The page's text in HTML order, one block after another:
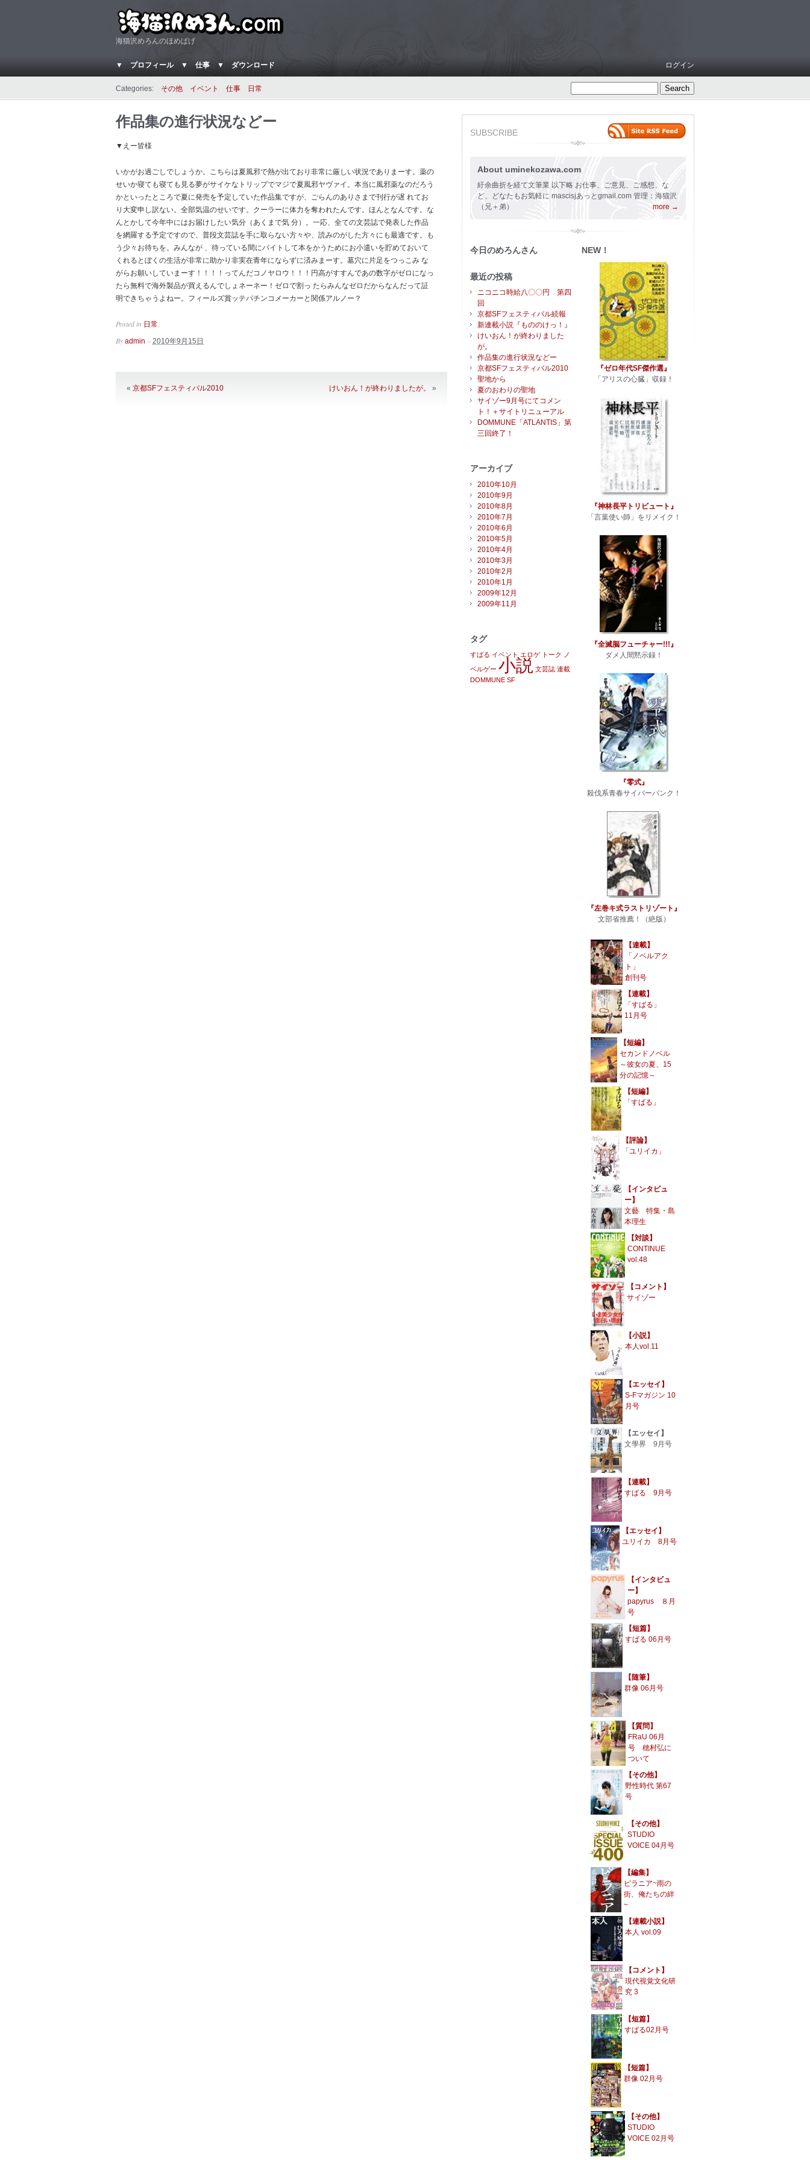
海猫沢めろんのほめぱげ
▼ プロフィール ▼ 仕事 ▼ ダウンロード ログイン
Categories: その他 イベント 仕事 日常
作品集の進行状況などー
▼えー皆様
いかがお過ごしでしょうか。こちらは夏風邪で熱が出ており非常に厳しい状況でありまーす。薬の
せいか寝ても寝ても見る夢がサイケなトリップでマジで夏風邪ヤヴァイ。本当に風邪薬なのだろう
かといったところで夏に発売を予定していた作品集ですが、ごらんのありさまで刊行が遅 れてお
り大変申し訳ない。全部気温のせいです。クーラーに体力を奪われたんです。ほんとなんです。な
んとかして今年中にはお届けしたい気分（あくまで気 分）。一応、全ての文芸誌で発表した作品
を網羅する予定ですので、普段文芸誌を手に取らない方々や、読みのがした方々にも最適です。も
う少々お待ちを。みんなが 、待っている間にバイトして本をかうためにお小遣いを貯めておいて
くれるとぼくの生活が非常に助かり非実在青年にならずに済みまーす。墓穴に片足をつっこみ な
がらお願いしていまーす！！！！ってんだコノヤロウ！！！円高がすすんであの数字がゼロになっ
たら無料で海外製品が買えるんでしょネーネー！ゼロで割っ たらみんなゼロだからなんだって証
明できちゃうよねー。フィールズ賞ッテパチンコメーカーと関係アルノー？
Posted in 日常
By admin – 2010年9月15日
« 京都SFフェスティバル2010 けいおん！が終わりましたが。 »
SUBSCRIBE
About uminekozawa.com
紆余曲折を経て文筆業 以下略 お仕事、ご意見、ご感想、な
ど、どなたもお気軽に mascisjあっとgmail.com 管理：海猫沢
（兄＋弟）
more →
今日のめろんさん
最近の投稿
ニコニコ時給八〇〇円 第四
回
京都SFフェスティバル続報
新連載小説『もののけっ！』
けいおん！が終わりました
が。
作品集の進行状況などー
京都SFフェスティバル2010
聖地から
夏のおわりの聖地
サイゾー9月号にてコメン
ト！＋サイトリニューアル
DOMMUNE「ATLANTIS」第
三回終了！
アーカイブ
2010年10月
2010年9月
2010年8月
2010年7月
2010年6月
2010年5月
2010年4月
2010年3月
2010年2月
2010年1月
2009年12月
2009年11月
タグ
すばる イベント エロゲ トーク
ノ
ベルゲー 小説 文芸誌 連載
DOMMUNE SF
NEW！
『ゼロ年代SF傑作選』
「アリスの心臓」収録！
『神林長平トリビュート』
「言葉使い師」をリメイク！
『全滅脳フューチャー!!!』
ダメ人間黙示録！
『零式』
殺伐系青春サイバーパンク！
『左巻キ式ラストリゾート』
文部省推薦！（絶版）
【連載】
「ノベルアク
ト」
創刊号
【連載】
「すばる」
11月号
【短編】
セカンドノベル
～彼女の夏、15
分の記憶～
【短編】
「すばる」
【評論】
「ユリイカ」
【インタビュ
ー】
文藝 特集・島
本理生
【対談】
CONTINUE
vol.48
【コメント】
サイゾー
【小説】
本人vol.11
【エッセイ】
S-Fマガジン 10
月号
【エッセイ】
文學界 9月号
【連載】
すばる 9月号
【エッセイ】
ユリイカ 8月号
【インタビュ
ー】
papyrus ８月
号
【短篇】
すばる 06月号
【随筆】
群像 06月号
【質問】
FRaU 06月
号 穂村弘に
ついて
【その他】
野性時代 第67
号
【その他】
STUDIO
VOICE 04月号
【編集】
ピラニア~雨の
街、俺たちの絆
~
【連載小説】
本人 vol.09
【コメント】
現代視覚文化研
究 3
【短篇】
すばる02月号
【短篇】
群像 02月号
【その他】
STUDIO
VOICE 02月号